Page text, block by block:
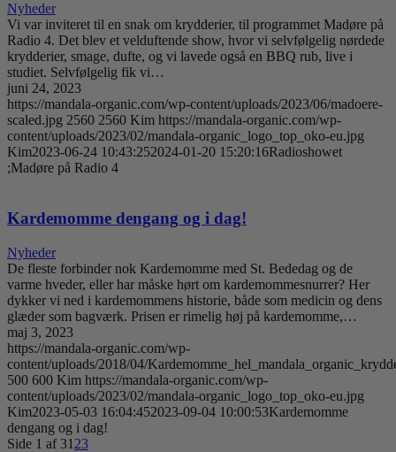
Nyheder
Vi var inviteret til en snak om krydderier, til programmet Madøre på
Radio 4. Det blev et velduftende show, hvor vi selvfølgelig nørdede
krydderier, smage, dufte, og vi lavede også en BBQ rub, live i
studiet. Selvfølgelig fik vi…
juni 24, 2023
https://mandala-organic.com/wp-content/uploads/2023/06/madoere-
scaled.jpg 2560 2560 Kim https://mandala-organic.com/wp-
content/uploads/2023/02/mandala-organic_logo_top_oko-eu.jpg
Kim2023-06-24 10:43:252024-01-20 15:20:16Radioshowet
;Madøre på Radio 4
Kardemomme dengang og i dag!
Nyheder
De fleste forbinder nok Kardemomme med St. Bededag og de
varme hveder, eller har måske hørt om kardemommesnurrer? Her
dykker vi ned i kardemommens historie, både som medicin og dens
glæder som bagværk. Prisen er rimelig høj på kardemomme,…
maj 3, 2023
https://mandala-organic.com/wp-
content/uploads/2018/04/
500 600 Kim https://mandala-organic.com/wp-
content/uploads/2023/02/mandala-organic_logo_top_oko-eu.jpg
Kim2023-05-03 16:04:452023-09-04 10:00:53Kardemomme
dengang og i dag!
Side 1 af 31 23